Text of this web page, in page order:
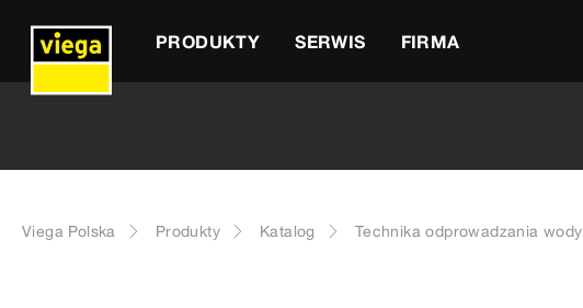
PRODUKTY SERWIS FIRMA
Viega Polska Produkty Katalog Technika odprowadzania wody